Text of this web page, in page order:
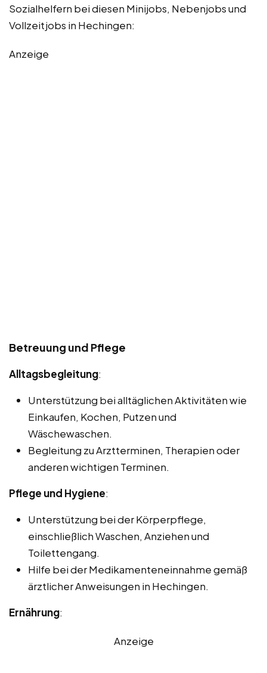
Sozialhelfern bei diesen Minijobs, Nebenjobs und
Vollzeitjobs in Hechingen:
Anzeige
Betreuung und Pflege
Alltagsbegleitung:
Unterstützung bei alltäglichen Aktivitäten wie
Einkaufen, Kochen, Putzen und
Wäschewaschen.
Begleitung zu Arztterminen, Therapien oder
anderen wichtigen Terminen.
Pflege und Hygiene:
Unterstützung bei der Körperpflege,
einschließlich Waschen, Anziehen und
Toilettengang.
Hilfe bei der Medikamenteneinnahme gemäß
ärztlicher Anweisungen in Hechingen.
Ernährung:
Anzeige